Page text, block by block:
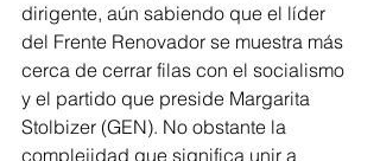
dirigente, aún sabiendo que el líder
del Frente Renovador se muestra más
cerca de cerrar filas con el socialismo
y el partido que preside Margarita
Stolbizer (GEN). No obstante la
complejidad que significa unir a